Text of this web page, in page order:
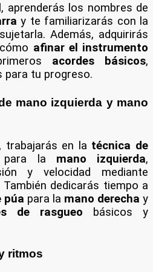
aprenderás los nombres de
y te familiarizarás con la
Además, adquirirás
afinar el instrumento
acordes básicos,
para tu progreso.
mano izquierda y mano
trabajarás en la técnica de
para la mano izquierda,
y velocidad mediante
dedicarás tiempo a
púa para la mano derecha y
de rasgueo básicos y
ritmos